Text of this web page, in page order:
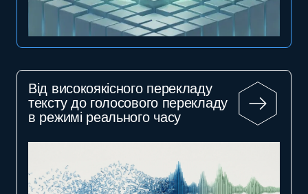
Від високоякісного перекладу
тексту до голосового перекладу
в режимі реального часу